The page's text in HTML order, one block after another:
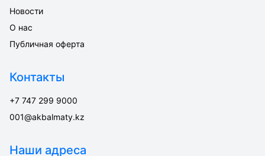
Новости
О нас
Публичная оферта
Контакты
+7 747 299 9000
001@akbalmaty.kz
Наши адреса